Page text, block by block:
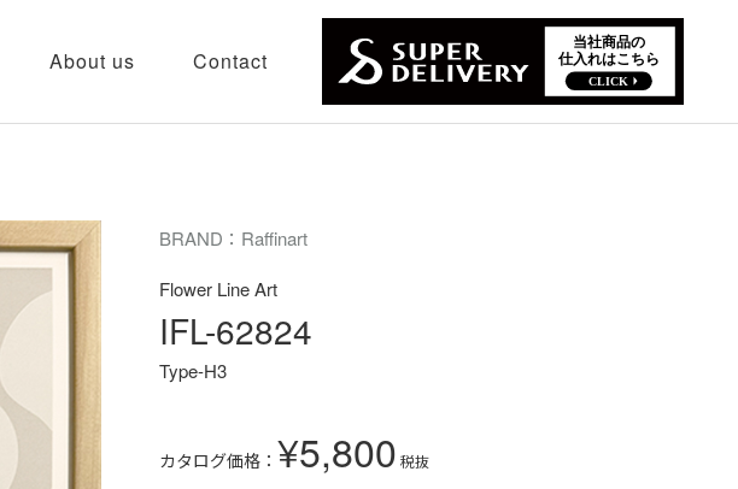
About us Contact
BRAND：Raffinart
Flower Line Art
IFL-62824
Type-H3
カタログ価格： ¥5,800 税抜